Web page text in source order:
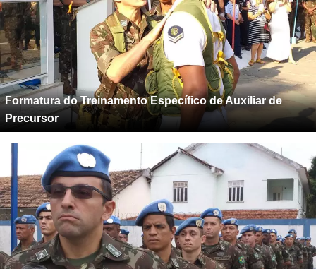
Formatura do Treinamento Específico de Auxiliar de
Precursor